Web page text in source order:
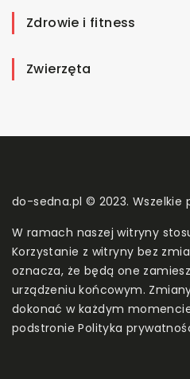
Zdrowie i fitness
Zwierzęta
do-sedna.pl © 2023. Wszelkie
W ramach naszej witryny
Korzystanie z witryny bez
oznacza, że będą one
urządzeniu końcowym.
dokonać w każdym
podstroniePolityka